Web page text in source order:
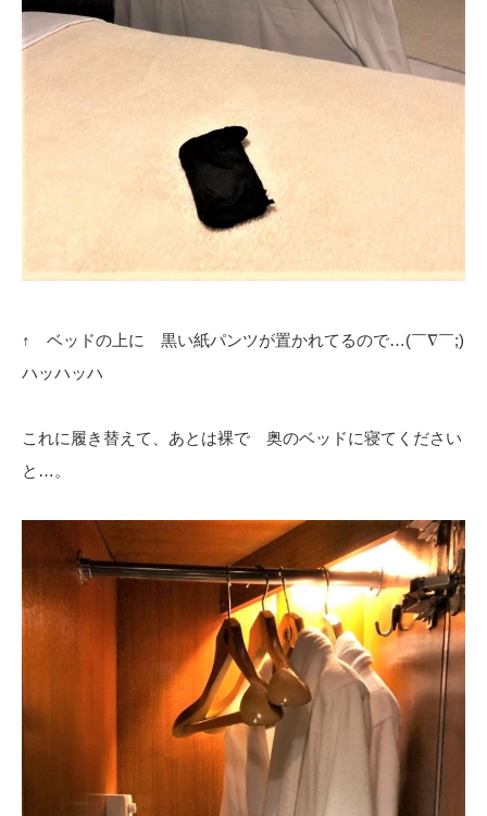
↑ ベッドの上に 黒い紙パンツが置かれてるので…(￣∇￣;)
ハッハッハ
これに履き替えて、あとは裸で 奥のベッドに寝てください
と…。